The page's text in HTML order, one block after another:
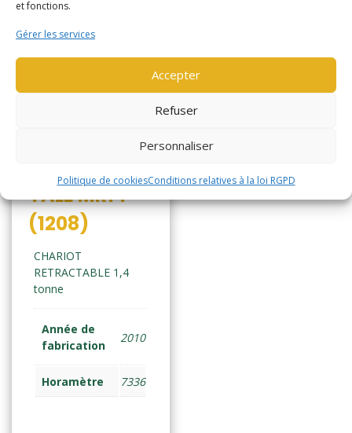
et fonctions.
Gérer les services
Accepter
Refuser
Personnaliser
Politique de cookiesConditions relatives à la loi RGPD
YALE MR14
(1208)
CHARIOT
RETRACTABLE 1,4
tonne
Année de
fabrication
2010
Horamètre 7336